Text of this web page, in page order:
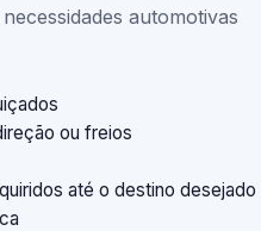
automotivas
ou freios
até o destino desejado